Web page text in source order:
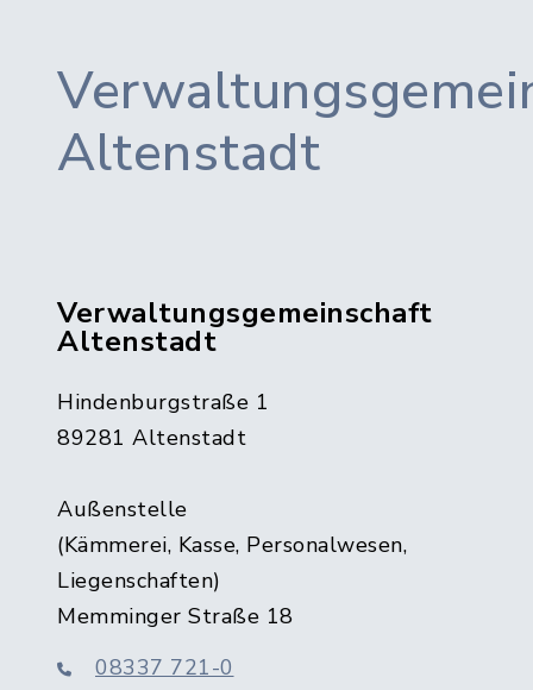
Altenstadt
Verwaltungsgemeinschaft
Altenstadt
Hindenburgstraße 1
89281 Altenstadt
Außenstelle
(Kämmerei, Kasse, Personalwesen,
Liegenschaften)
Memminger Straße 18
08337 721-0